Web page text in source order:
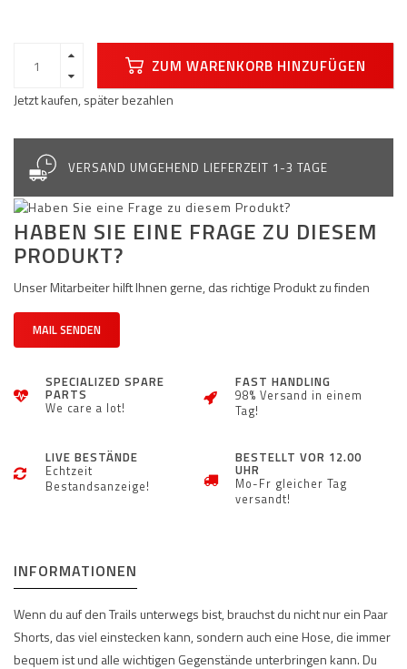
ZUM WARENKORB HINZUFÜGEN
Jetzt kaufen, später bezahlen
VERSAND UMGEHEND LIEFERZEIT 1-3 TAGE
HABEN SIE EINE FRAGE ZU DIESEM
PRODUKT?
Unser Mitarbeiter hilft Ihnen gerne, das richtige Produkt zu finden
MAIL SENDEN
SPECIALIZED SPARE
PARTS
We care a lot!
FAST HANDLING
98% Versand in einem
Tag!
LIVE BESTÄNDE
Echtzeit
Bestandsanzeige!
BESTELLT VOR 12.00
UHR
Mo-Fr gleicher Tag
versandt!
INFORMATIONEN
Wenn du auf den Trails unterwegs bist, brauchst du nicht nur ein Paar
Shorts, das viel einstecken kann, sondern auch eine Hose, die immer
bequem ist und alle wichtigen Gegenstände unterbringen kann. Du